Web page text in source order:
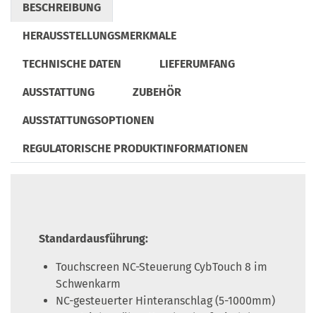
BESCHREIBUNG
HERAUSSTELLUNGSMERKMALE
TECHNISCHE DATEN LIEFERUMFANG
AUSSTATTUNG ZUBEHÖR
AUSSTATTUNGSOPTIONEN
REGULATORISCHE PRODUKTINFORMATIONEN
Standardausführung:
Touchscreen NC-Steuerung CybTouch 8 im
Schwenkarm
NC-gesteuerter Hinteranschlag (5-1000mm)